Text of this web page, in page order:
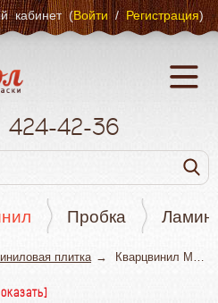
кабинет (Войти/Регистрация)
424-42-36
Пробка
плитка Кварцвинил Moduleo Next AC Silky Oak 235BO